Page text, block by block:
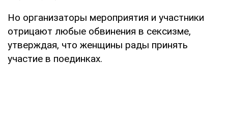
Но организаторы мероприятия и участники
отрицают любые обвинения в сексизме,
утверждая, что женщины рады принять
участие в поединках.